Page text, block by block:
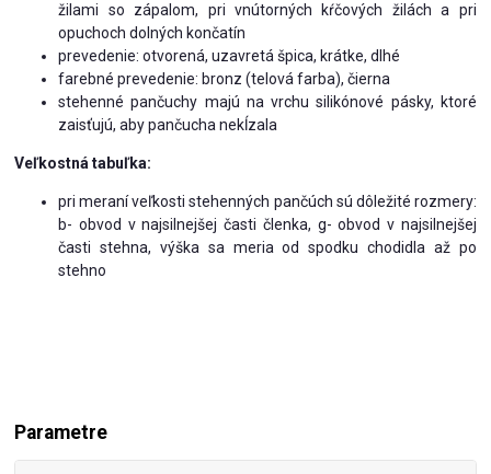
žilami so zápalom, pri vnútorných kŕčových žilách a pri
opuchoch dolných končatín
prevedenie: otvorená, uzavretá špica, krátke, dlhé
farebné prevedenie: bronz (telová farba), čierna
stehenné pančuchy majú na vrchu silikónové pásky, ktoré
zaisťujú, aby pančucha nekĺzala
Veľkostná tabuľka:
pri meraní veľkosti stehenných pančúch sú dôležité rozmery:
b- obvod v najsilnejšej časti členka, g- obvod v najsilnejšej
časti stehna, výška sa meria od spodku chodidla až po
stehno
Parametre